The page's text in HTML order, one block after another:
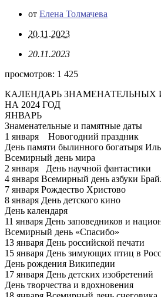
от Елена Толмачева
20.11.2023
20.11.2023
просмотров: 1 425
КАЛЕНДАРЬ
НА 2024 ГОД
ЯНВАРЬ
Знаменательные и памятные даты
1 января Новогодний праздник
День памяти былинного богатыря
Всемирный день мира
2 января День научной фантастики
4 января Всемирный день азбуки
7 января Рождество Христово
8 января День детского кино
День календаря
11 января День заповедников и
Всемирный день «Спасибо»
13 января День российской печати
15 января День зимующих птиц в
День рождения Википедии
17 января День детских изобретений
День творчества и вдохновения